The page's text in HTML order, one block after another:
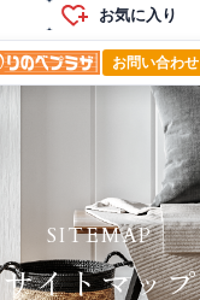
お気に入り
お問い合わせ
SITEMAP
サイトマップ